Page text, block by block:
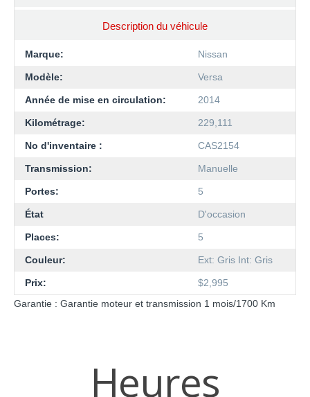
Description du véhicule
Marque: Nissan
Modèle: Versa
Année de mise en circulation: 2014
Kilométrage: 229,111
No d'inventaire : CAS2154
Transmission: Manuelle
Portes: 5
État D'occasion
Places: 5
Couleur: Ext: Gris Int: Gris
Prix:
$2,995
Garantie : Garantie moteur et transmission 1 mois/1700 Km
Heures